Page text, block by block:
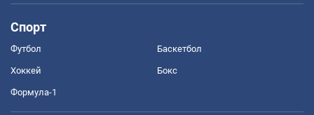
Спорт
Футбол Баскетбол
Хоккей Бокс
Формула-1